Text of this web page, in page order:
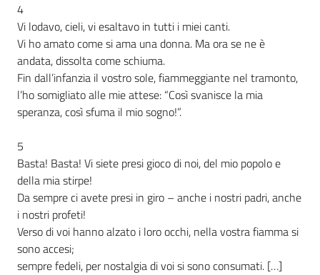
4
Vi lodavo, cieli, vi esaltavo in tutti i miei canti.
Vi ho amato come si ama una donna. Ma ora se ne è
andata, dissolta come schiuma.
Fin dall’infanzia il vostro sole, fiammeggiante nel tramonto,
l’ho somigliato alle mie attese: “Così svanisce la mia
speranza, così sfuma il mio sogno!”.
5
Basta! Basta! Vi siete presi gioco di noi, del mio popolo e
della mia stirpe!
Da sempre ci avete presi in giro – anche i nostri padri, anche
i nostri profeti!
Verso di voi hanno alzato i loro occhi, nella vostra fiamma si
sono accesi;
sempre fedeli, per nostalgia di voi si sono consumati. […]